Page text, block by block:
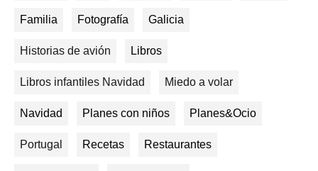
Familia Fotografía Galicia
Historias de avión Libros
Libros infantiles Navidad Miedo a volar
Navidad Planes con niños Planes&Ocio
Portugal Recetas Restaurantes